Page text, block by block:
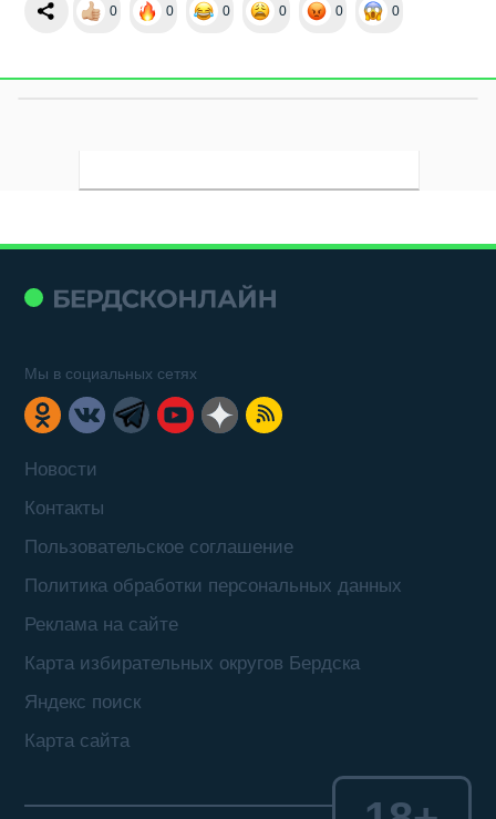
0 0 0 0 0 0
Новости
Контакты
Пользовательское соглашение
Политика обработки персональных данных
Реклама на сайте
Карта избирательных округов Бердска
Яндекс поиск
Карта сайта
Мы в социальных сетях